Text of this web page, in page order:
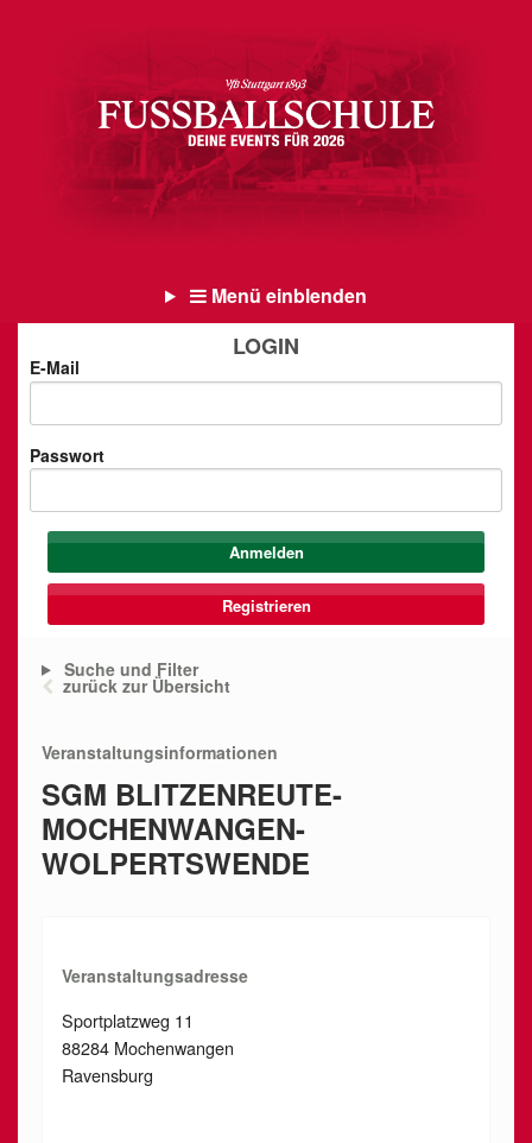
Menü einblenden
LOGIN
E-Mail
Passwort
Registrieren
Suche und Filter
zurück zur Übersicht
Veranstaltungsinformationen
SGM BLITZENREUTE-
MOCHENWANGEN-
WOLPERTSWENDE
Veranstaltungsadresse
Sportplatzweg 11
88284 Mochenwangen
Ravensburg